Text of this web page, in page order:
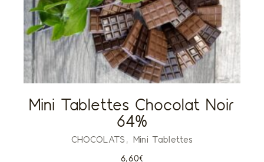
Mini Tablettes Chocolat Noir
64%
CHOCOLATS
Mini Tablettes
6,60€